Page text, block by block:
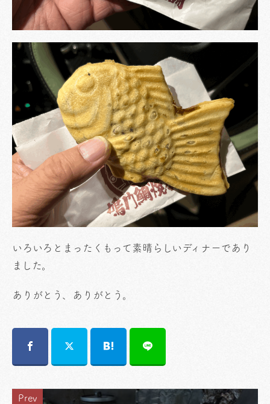
いろいろとまったくもって素晴らしいディナーであり
ました。
ありがとう、ありがとう。
Prev